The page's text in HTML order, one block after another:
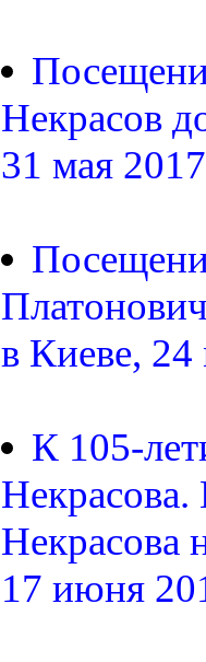
Некрасов
31 мая
в Киеве, 24
К 105-
Некрасова
17 июня